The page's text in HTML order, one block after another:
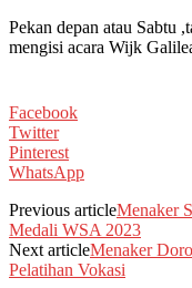
Pekan depan atau Sabtu
mengisi acara Wijk
Facebook
Twitter
Pinterest
WhatsApp
Previous articleMenaker
Medali WSA 2023
Next articleMenaker
Pelatihan Vokasi